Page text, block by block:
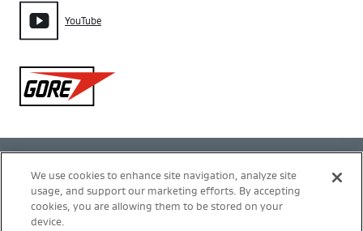
YouTube
Gore
Politique de confidentialité
Gestion des cookies
We use cookies to enhance site navigation, analyze site
usage, and support our marketing efforts. By accepting
cookies, you are allowing them to be stored on your
device.